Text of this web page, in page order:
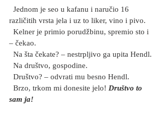
različitih vrsta jela i uz to liker, vino i pivo.
– čekao.
  Na šta čekate? – nestrpljivo ga upita Hendl.
  Na društvo, gospodine.
  Društvo? – odvrati mu besno Hendl.
  Brzo, trkom mi donesite jelo!
Društvo to
sam ja!